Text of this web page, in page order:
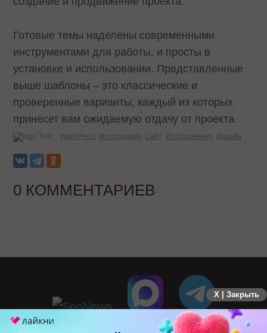
Готовые темы наделены современными
инструментами для работы, и просты в
установке и использовании. Представленные
выше шаблоны – это классические и
проверенные варианты, каждый из которых
принесет вам ожидаемую отдачу от проекта.
Теги: WordPress Фотографии Сайт Изображения Дизайн
0 КОММЕНТАРИЕВ
X | Закрыть
ПЕРЕЙТИ НА ПОЛНУЮ ВЕРСИЮ